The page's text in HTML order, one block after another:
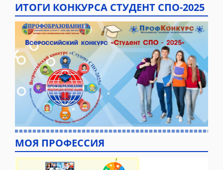
ИТОГИ КОНКУРСА СТУДЕНТ СПО-2025
МОЯ ПРОФЕССИЯ